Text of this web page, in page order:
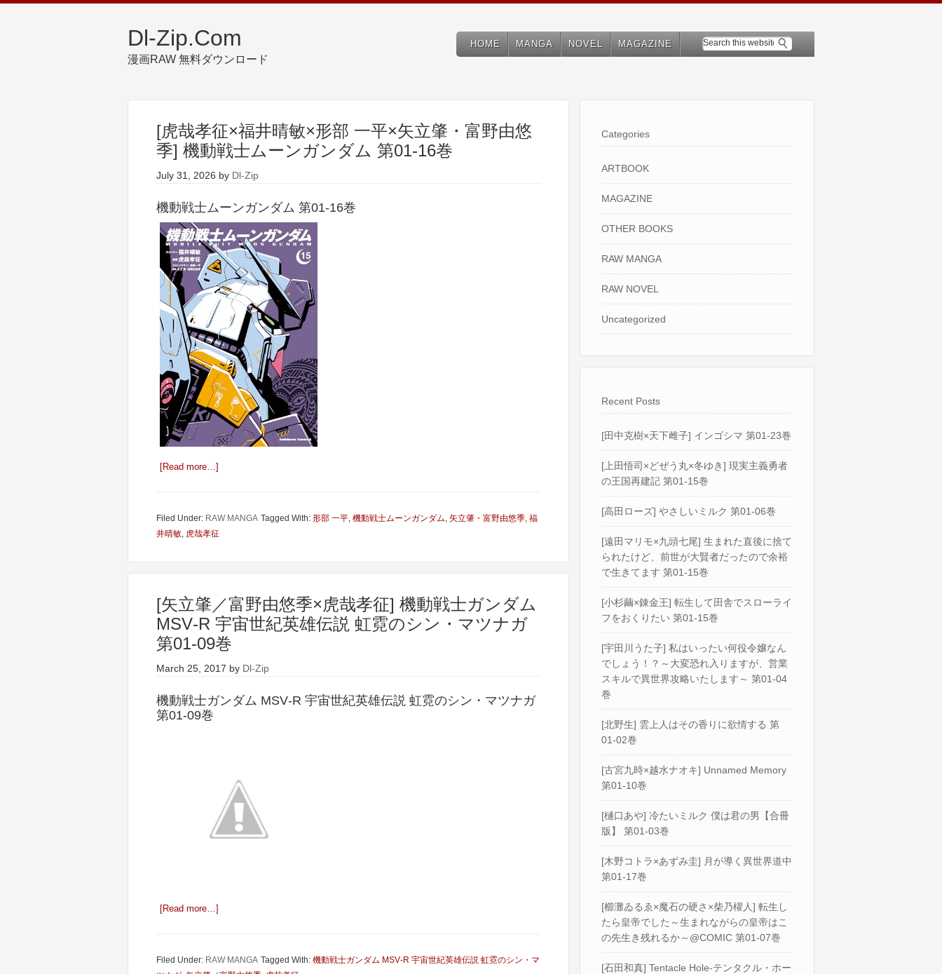
Dl-Zip.Com
漫画RAW 無料ダウンロード
HOME MANGA NOVEL MAGAZINE
[虎哉孝征×福井晴敏×形部 一平×矢立肇・富野由悠
季] 機動戦士ムーンガンダム 第01-16巻
July 31, 2026 by Dl-Zip
機動戦士ムーンガンダム 第01-16巻
[Read more…]
Filed Under: RAW MANGA Tagged With: 形部 一平 機動戦士ムーンガンダム 矢立肇・富野由悠季 福
井晴敏 虎哉孝征
[矢立肇／富野由悠季×虎哉孝征] 機動戦士ガンダム
MSV‐R 宇宙世紀英雄伝説 虹霓のシン・マツナガ
第01-09巻
March 25, 2017 by Dl-Zip
機動戦士ガンダム MSV‐R 宇宙世紀英雄伝説 虹霓のシン・マツナガ
第01-09巻
[Read more…]
Filed Under: RAW MANGA Tagged With: 機動戦士ガンダム MSV‐R 宇宙世紀英雄伝説 虹霓のシン・マ
Categories
ARTBOOK
MAGAZINE
OTHER BOOKS
RAW MANGA
RAW NOVEL
Uncategorized
Recent Posts
[田中克樹×天下雌子] インゴシマ 第01-23巻
[上田悟司×どぜう丸×冬ゆき] 現実主義勇者
の王国再建記 第01-15巻
[高田ローズ] やさしいミルク 第01-06巻
[遠田マリモ×九頭七尾] 生まれた直後に捨て
られたけど、前世が大賢者だったので余裕
で生きてます 第01-15巻
[小杉繭×錬金王] 転生して田舎でスローライ
フをおくりたい 第01-15巻
[宇田川うた子] 私はいったい何役令嬢なん
でしょう！？～大変恐れ入りますが、営業
スキルで異世界攻略いたします～ 第01-04
巻
[北野生] 雲上人はその香りに欲情する 第
01-02巻
[古宮九時×越水ナオキ] Unnamed Memory
第01-10巻
[樋口あや] 冷たいミルク 僕は君の男【合冊
版】 第01-03巻
[木野コトラ×あずみ圭] 月が導く異世界道中
第01-17巻
[櫛灘ゐるゑ×魔石の硬さ×柴乃櫂人] 転生し
たら皇帝でした～生まれながらの皇帝はこ
の先生き残れるか～@COMIC 第01-07巻
[石田和真] Tentacle Hole-テンタクル・ホー